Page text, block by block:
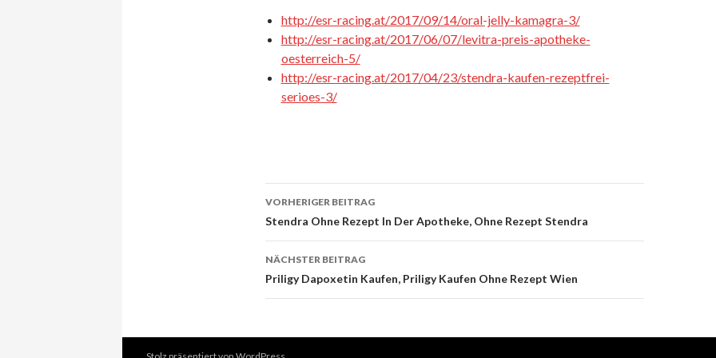
http://esr-racing.at/2017/09/14/oral-jelly-kamagra-3/
http://esr-racing.at/2017/06/07/levitra-preis-apotheke-
oesterreich-5/
http://esr-racing.at/2017/04/23/stendra-kaufen-rezeptfrei-
serioes-3/
Beitrags-
Navigation
VORHERIGER BEITRAG
Stendra Ohne Rezept In Der Apotheke, Ohne Rezept Stendra
NÄCHSTER BEITRAG
Priligy Dapoxetin Kaufen, Priligy Kaufen Ohne Rezept Wien